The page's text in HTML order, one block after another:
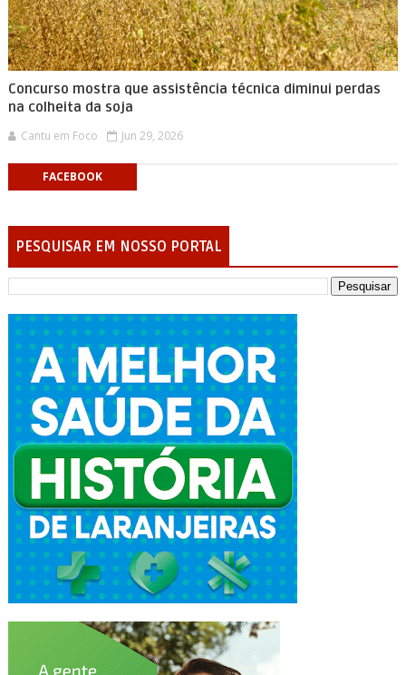
Concurso mostra que assistência técnica diminui perdas
na colheita da soja
Cantu em Foco Jun 29, 2026
FACEBOOK
PESQUISAR EM NOSSO PORTAL